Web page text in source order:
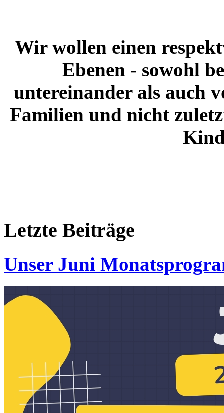
Wir wollen einen
Ebenen - sowohl
untereinander als auch
Familien und nicht
Letzte Beiträge
Unser Juni